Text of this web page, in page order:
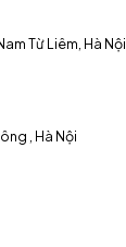
Từ Liêm, Hà Nội
, Hà Nội